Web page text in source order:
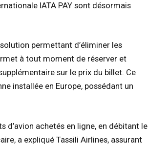
IATA PAY sont désormais
permettant d’éliminer les
à tout moment de réserver et
sur le prix du billet. Ce
installée en Europe, possédant un
d’avion achetés en ligne, en débitant le
a expliqué Tassili Airlines, assurant